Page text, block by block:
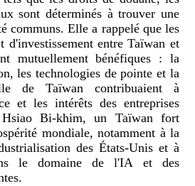
sont déterminés à trouver une
communs. Elle a rappelé que les
d'investissement entre Taïwan et
mutuellement bénéfiques : la
les technologies de pointe et la
de Taïwan contribuaient à
et les intérêts des entreprises
Hsiao Bi-khim, un Taïwan fort
mondiale, notamment à la
des États-Unis et à
le domaine de l'IA et des